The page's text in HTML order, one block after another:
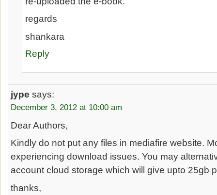
regards
shankara
Reply
jype says:
December 3, 2012 at 10:00 am
Dear Authors,
Kindly do not put any files in mediafire website.
experiencing download issues. You may
account cloud storage which will give upto 25gb
thanks,